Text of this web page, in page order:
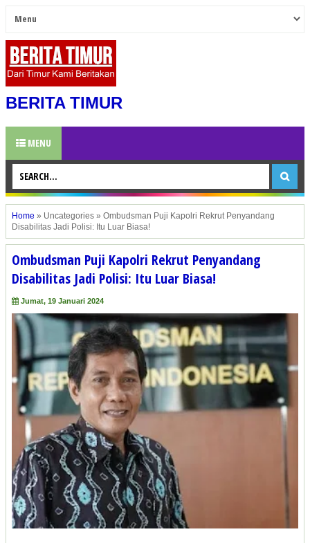
BERITA TIMUR
MENU
Home » Uncategories » Ombudsman Puji Kapolri Rekrut Penyandang
Disabilitas Jadi Polisi: Itu Luar Biasa!
Ombudsman Puji Kapolri Rekrut Penyandang
Disabilitas Jadi Polisi: Itu Luar Biasa!
Jumat, 19 Januari 2024